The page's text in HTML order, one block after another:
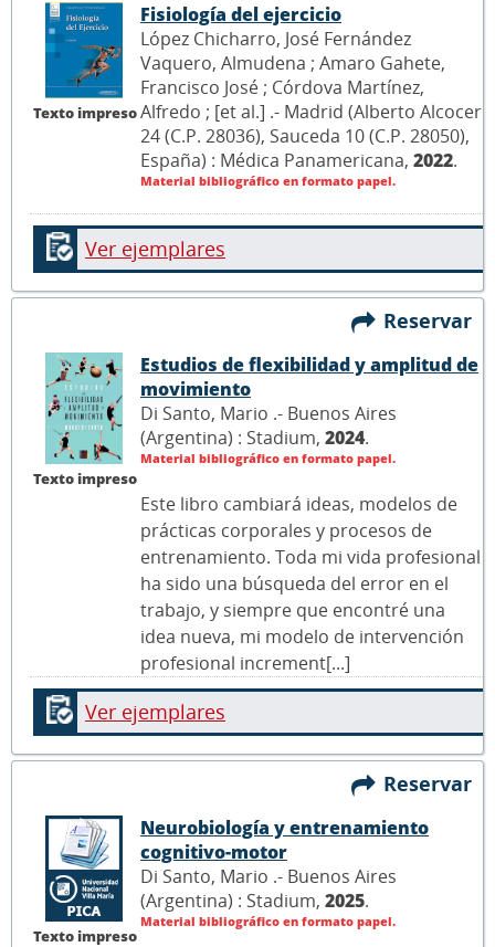
Texto impreso
Fisiología del ejercicio
López Chicharro, José Fernández
Vaquero, Almudena ; Amaro Gahete,
Francisco José ; Córdova Martínez,
Alfredo ; [et al.] .- Madrid (Alberto Alcocer
24 (C.P. 28036), Sauceda 10 (C.P. 28050),
España) : Médica Panamericana, 2022.
Material bibliográfico en formato papel.
Ver ejemplares
Reservar
Texto impreso
Estudios de flexibilidad y amplitud de
movimiento
Di Santo, Mario .- Buenos Aires
(Argentina) : Stadium, 2024.
Material bibliográfico en formato papel.
Este libro cambiará ideas, modelos de
prácticas corporales y procesos de
entrenamiento. Toda mi vida profesional
ha sido una búsqueda del error en el
trabajo, y siempre que encontré una
idea nueva, mi modelo de intervención
profesional increment[...]
Ver ejemplares
Reservar
Texto impreso
Neurobiología y entrenamiento
cognitivo-motor
Di Santo, Mario .- Buenos Aires
(Argentina) : Stadium, 2025.
Material bibliográfico en formato papel.